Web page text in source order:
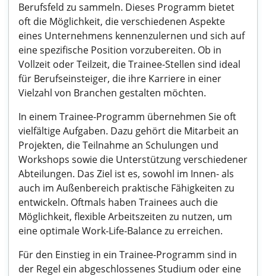
Berufsfeld zu sammeln. Dieses Programm bietet
oft die Möglichkeit, die verschiedenen Aspekte
eines Unternehmens kennenzulernen und sich auf
eine spezifische Position vorzubereiten. Ob in
Vollzeit oder Teilzeit, die Trainee-Stellen sind ideal
für Berufseinsteiger, die ihre Karriere in einer
Vielzahl von Branchen gestalten möchten.
In einem Trainee-Programm übernehmen Sie oft
vielfältige Aufgaben. Dazu gehört die Mitarbeit an
Projekten, die Teilnahme an Schulungen und
Workshops sowie die Unterstützung verschiedener
Abteilungen. Das Ziel ist es, sowohl im Innen- als
auch im Außenbereich praktische Fähigkeiten zu
entwickeln. Oftmals haben Trainees auch die
Möglichkeit, flexible Arbeitszeiten zu nutzen, um
eine optimale Work-Life-Balance zu erreichen.
Für den Einstieg in ein Trainee-Programm sind in
der Regel ein abgeschlossenes Studium oder eine